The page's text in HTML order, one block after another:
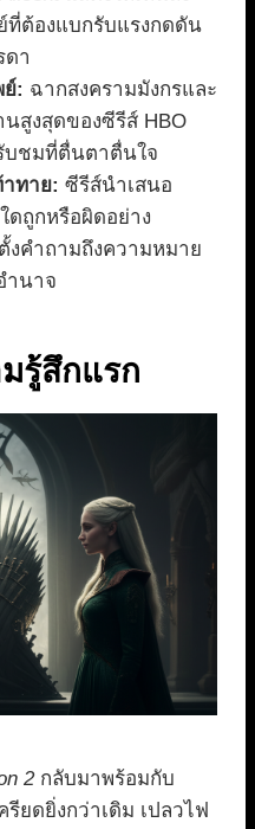
ต้องแบกรับแรงกดดัน
ดา
: ฉากสงครามมังกรและ
สูงสุดของซีรีส์ HBO
บชมที่ตื่นตาตื่นใจ
ทาย: ซีรีส์นำเสนอ
ดถูกหรือผิดอย่าง
คำถามถึงความหมาย
ำนาจ
รู้สึกแรก
2กลับมาพร้อมกับ
ยดยิ่งกว่าเดิม เปลวไฟ